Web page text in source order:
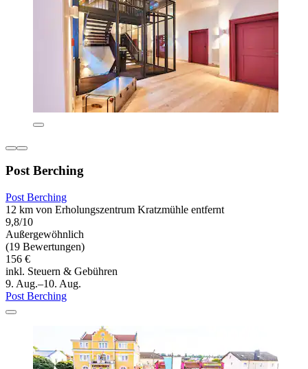
Post Berching
Post Berching
12 km von Erholungszentrum Kratzmühle entfernt
9,8/10
Außergewöhnlich
(19 Bewertungen)
156 €
inkl. Steuern & Gebühren
9. Aug.–10. Aug.
Post Berching